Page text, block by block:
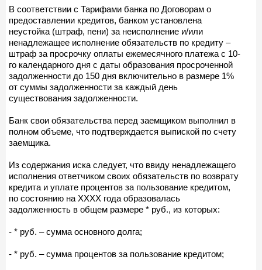
В соответствии с Тарифами банка по Договорам о
предоставлении кредитов, банком установлена
неустойка (штраф, пени) за неисполнение и/или
ненадлежащее исполнение обязательств по кредиту –
штраф за просрочку оплаты ежемесячного платежа с 10-
го календарного дня с даты образования просроченной
задолженности до 150 дня включительно в размере 1%
от суммы задолженности за каждый день
существования задолженности.
Банк свои обязательства перед заемщиком выполнил в
полном объеме, что подтверждается выпиской по счету
заемщика.
Из содержания иска следует, что ввиду ненадлежащего
исполнения ответчиком своих обязательств по возврату
кредита и уплате процентов за пользование кредитом,
по состоянию на ХХХХ года образовалась
задолженность в общем размере * руб., из которых:
- * руб. – сумма основного долга;
- * руб. – сумма процентов за пользование кредитом;